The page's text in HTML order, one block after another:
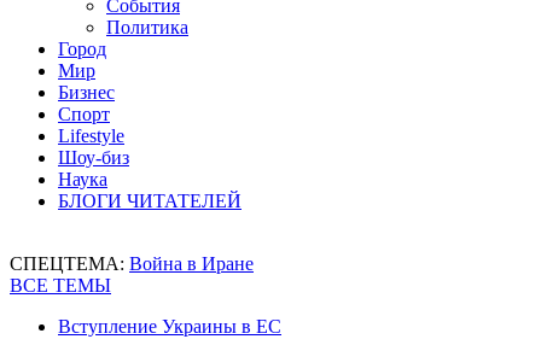
События
Политика
Город
Мир
Бизнес
Спорт
Lifestyle
Шоу-биз
Наука
БЛОГИ ЧИТАТЕЛЕЙ
СПЕЦТЕМА: Война в Иране
ВСЕ ТЕМЫ
Вступление Украины в ЕС